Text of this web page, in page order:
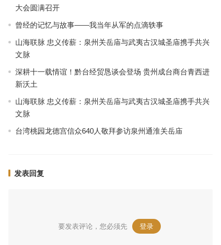
大会圆满召开
曾经的记忆与故事——我当年从军的点滴轶事
山海联脉 忠义传薪：泉州关岳庙与武夷古汉城圣庙携手共兴
文脉
深耕十一载情谊！黔台经贸恳谈会登场 贵州成台商台青西进
新沃土
山海联脉 忠义传薪：泉州关岳庙与武夷古汉城圣庙携手共兴
文脉
台湾桃园龙德宫信众640人敬拜参访泉州通淮关岳庙
发表回复
要发表评论，您必须先 登录 。